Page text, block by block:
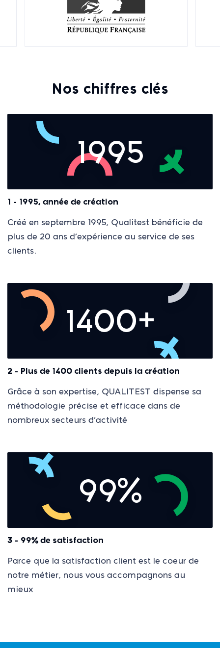
Nos chiffres clés
1995
1 - 1995, année de création
Créé en septembre 1995, Qualitest bénéficie de
plus de 20 ans d’expérience au service de ses
clients.
1400+
2 - Plus de 1400 clients depuis la création
Grâce à son expertise, QUALITEST dispense sa
méthodologie précise et efficace dans de
nombreux secteurs d’activité
99%
3 - 99% de satisfaction
Parce que la satisfaction client est le coeur de
notre métier, nous vous accompagnons au
mieux